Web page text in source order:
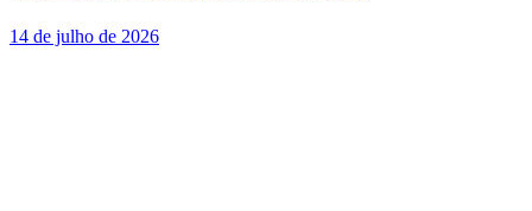
14 de julho de 2026